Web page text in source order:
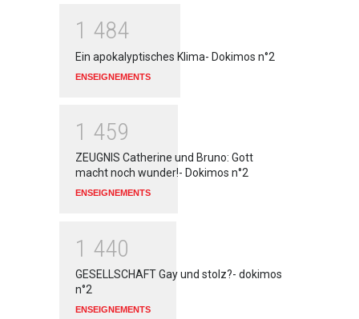
1 484
Ein apokalyptisches Klima- Dokimos n°2
ENSEIGNEMENTS
1 459
ZEUGNIS Catherine und Bruno: Gott
macht noch wunder!- Dokimos n°2
ENSEIGNEMENTS
1 440
GESELLSCHAFT Gay und stolz?- dokimos
n°2
ENSEIGNEMENTS